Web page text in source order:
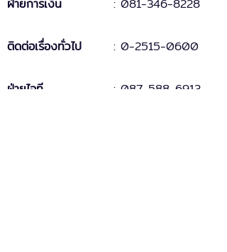
ฝ่ายการเงิน : 081-346-8228
ติดต่อเรื่องทั่วไป : 0-2515-0600
ฝ่ายไอที : 087-588-6913